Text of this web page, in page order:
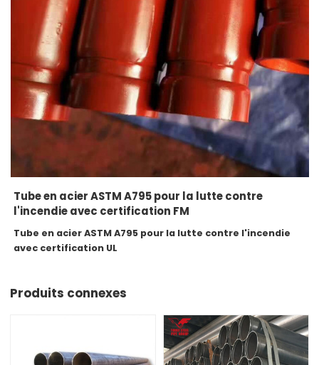
Tube en acier ASTM A795 pour la lutte contre
l'incendie avec certification FM
Tube en acier ASTM A795 pour la lutte contre l'incendie
avec certification UL
Produits connexes